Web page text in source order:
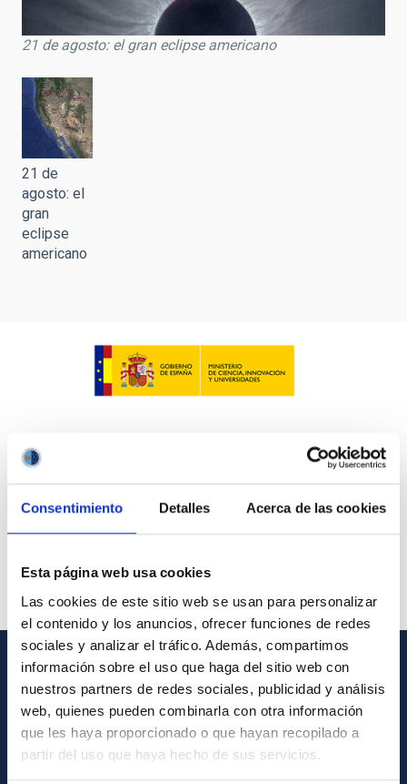
Consentimiento Detalles Acerca de las cookies
Esta página web usa cookies
Las cookies de este sitio web se usan para personalizar
el contenido y los anuncios, ofrecer funciones de redes
sociales y analizar el tráfico. Además, compartimos
información sobre el uso que haga del sitio web con
nuestros partners de redes sociales, publicidad y análisis
web, quienes pueden combinarla con otra información
que les haya proporcionado o que hayan recopilado a
partir del uso que haya hecho de sus servicios.
21 de agosto: el gran eclipse americano
21 de
agosto: el
gran
eclipse
americano
INFORMACIÓN GENERAL
Contacto
Cómo llegar al IAC